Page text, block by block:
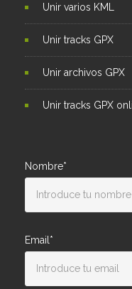
Unir varios KML
Unir tracks GPX
Unir archivos GPX
Unir tracks GPX
Nombre*
Email*